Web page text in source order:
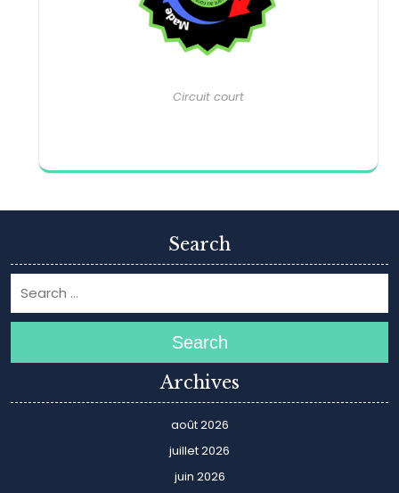
Circuit court
Search
Search
Archives
août 2026
juillet 2026
juin 2026